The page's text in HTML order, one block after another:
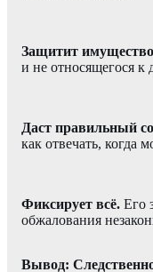
Защитит
и не относящегося к
Даст правильный
как отвечать, когда
Фиксирует всё. Его
обжалования
Вывод: